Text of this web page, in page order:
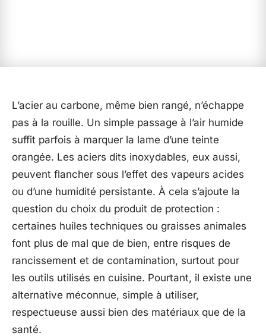
L’acier au carbone, même bien rangé, n’échappe
pas à la rouille. Un simple passage à l’air humide
suffit parfois à marquer la lame d’une teinte
orangée. Les aciers dits inoxydables, eux aussi,
peuvent flancher sous l’effet des vapeurs acides
ou d’une humidité persistante. À cela s’ajoute la
question du choix du produit de protection :
certaines huiles techniques ou graisses animales
font plus de mal que de bien, entre risques de
rancissement et de contamination, surtout pour
les outils utilisés en cuisine. Pourtant, il existe une
alternative méconnue, simple à utiliser,
respectueuse aussi bien des matériaux que de la
santé.